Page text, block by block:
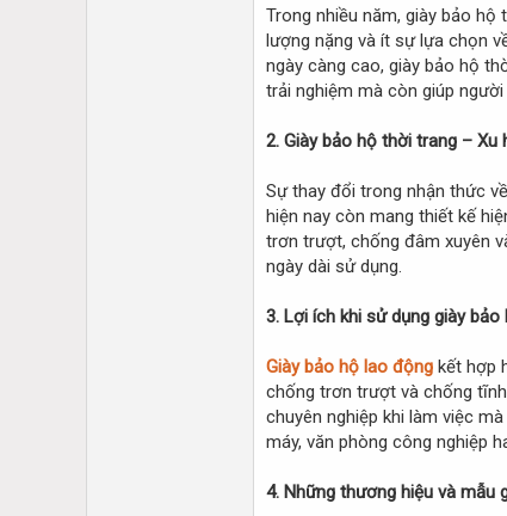
Trong nhiều năm, giày bảo
lượng nặng và ít sự lựa chọn
ngày càng cao, giày bảo hộ
trải nghiệm mà còn giúp
2. Giày bảo hộ thời trang – Xu
Sự thay đổi trong nhận thức
hiện nay còn mang thiết kế
trơn trượt, chống đâm xuyên
ngày dài sử dụng.
3. Lợi ích khi sử dụng giày
Giày bảo hộ lao động kết hợp
chống trơn trượt và chống
chuyên nghiệp khi làm việc
máy, văn phòng công nghiệp
4. Những thương hiệu và mẫu